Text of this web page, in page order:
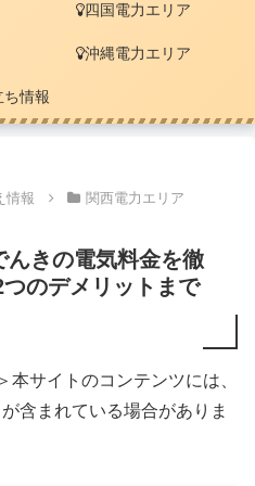
四国電力エリア
沖縄電力エリア
ち情報
情報 関西電力エリア
きの電気料金を徹
のデメリットまで
本サイトのコンテンツには、
含まれている場合がありま